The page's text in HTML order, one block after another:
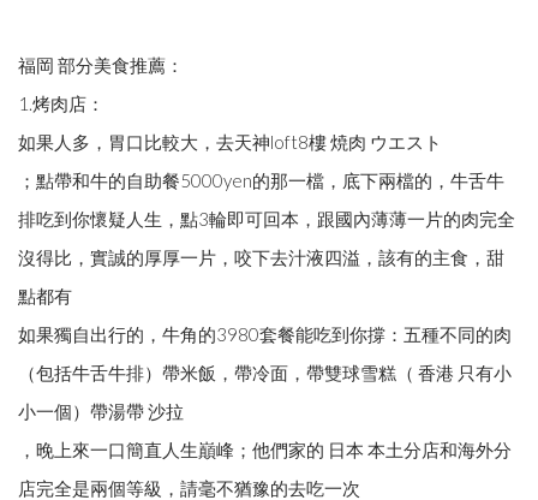
福岡 部分美食推薦：
1.烤肉店：
如果人多，胃口比較大，去天神loft8樓 焼肉 ウエスト
；點帶和牛的自助餐5000yen的那一檔，底下兩檔的，牛舌牛
排吃到你懷疑人生，點3輪即可回本，跟國內薄薄一片的肉完全
沒得比，實誠的厚厚一片，咬下去汁液四溢，該有的主食，甜
點都有
如果獨自出行的，牛角的3980套餐能吃到你撐：五種不同的肉
（包括牛舌牛排）帶米飯，帶冷面，帶雙球雪糕（ 香港 只有小
小一個）帶湯帶 沙拉
，晚上來一口簡直人生巔峰；他們家的 日本 本土分店和海外分
店完全是兩個等級，請毫不猶豫的去吃一次